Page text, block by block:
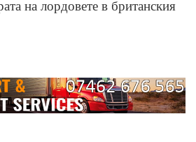
на лордовете в британския